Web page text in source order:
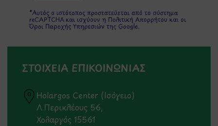
*Αυτός ο ιστότοπος προστατεύεται από το σύστημα
reCAPTCHA και ισχύουν η Πολιτική Απορρήτου και οι
Όροι Παροχής Υπηρεσιώντης Google.
ΣΤΟΙΧΕΙΑ ΕΠΙΚΟΙΝΩΝΙΑΣ
Holargos Center (Ισόγειο)
Λ.Περικλέους 56,
Χολαργός 15561